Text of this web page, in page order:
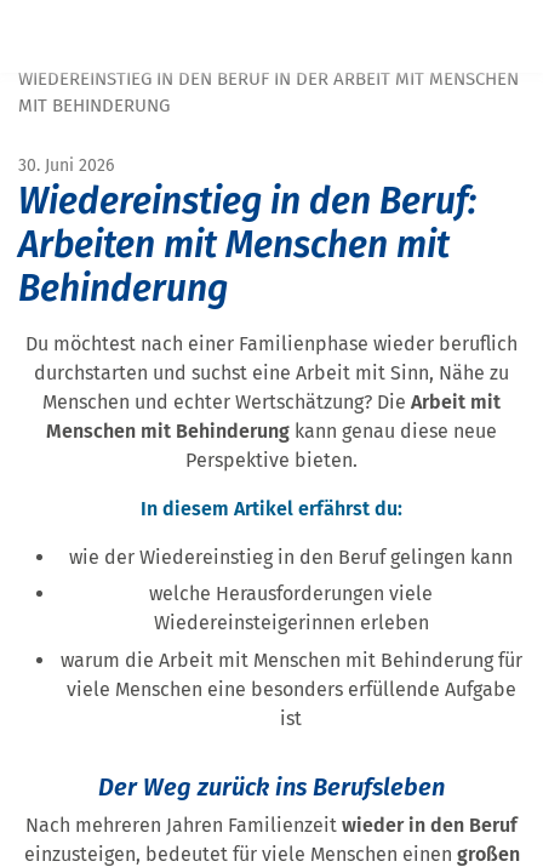
WIEDEREINSTIEG IN DEN BERUF IN DER ARBEIT MIT MENSCHEN
MIT BEHINDERUNG
30. Juni 2026
Wiedereinstieg in den Beruf:
Arbeiten mit Menschen mit
Behinderung
Du möchtest nach einer Familienphase wieder beruflich
durchstarten und suchst eine Arbeit mit Sinn, Nähe zu
Menschen und echter Wertschätzung? Die Arbeit mit
Menschen mit Behinderung kann genau diese neue
Perspektive bieten.
In diesem Artikel erfährst du:
wie der Wiedereinstieg in den Beruf gelingen kann
welche Herausforderungen viele
Wiedereinsteigerinnen erleben
warum die Arbeit mit Menschen mit Behinderung für
viele Menschen eine besonders erfüllende Aufgabe
ist
Der Weg zurück ins Berufsleben
Nach mehreren Jahren Familienzeit wieder in den Beruf
einzusteigen, bedeutet für viele Menschen einen großen